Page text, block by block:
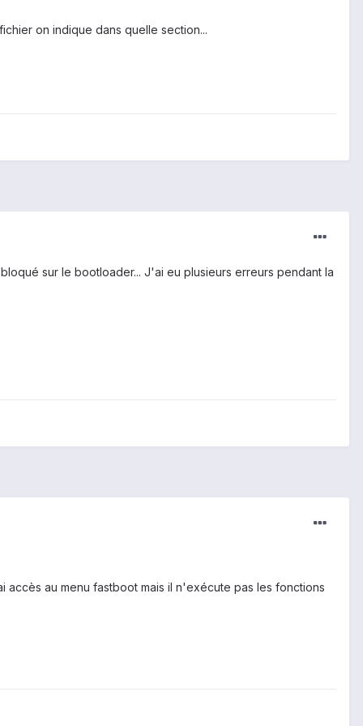
on indique dans quelle section...
sur le bootloader... J'ai eu plusieurs erreurs pendant la
au menu fastboot mais il n'exécute pas les fonctions